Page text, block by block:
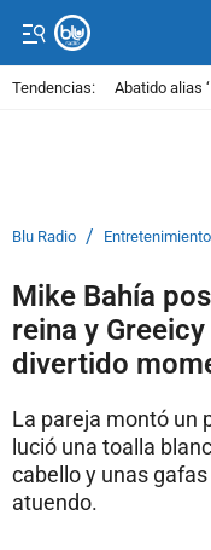
Tendencias: Abatido alias
Blu Radio / Entretenimiento
Mike Bahía
reina y
divertido
La pareja montó un
lució una toalla
cabello y unas
atuendo.